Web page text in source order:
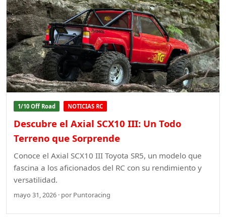
1/10 Off Road NOTICIAS RC
Descubre el Axial SCX10 III: Un Todo
Terreno que Sorprende
Conoce el Axial SCX10 III Toyota SR5, un modelo que
fascina a los aficionados del RC con su rendimiento y
versatilidad.
mayo 31, 2026 · por Puntoracing